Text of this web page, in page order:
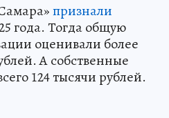
признали
года. Тогда общую
оценивали более
А собственные
124 тысячи рублей.